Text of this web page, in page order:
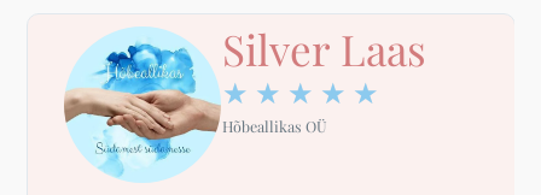
Silver Laas
★ ★ ★ ★ ★
Hõbeallikas OÜ